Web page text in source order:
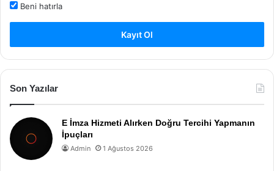
Beni hatırla
Kayıt Ol
Son Yazılar
E İmza Hizmeti Alırken Doğru Tercihi Yapmanın
İpuçları
Admin 1 Ağustos 2026